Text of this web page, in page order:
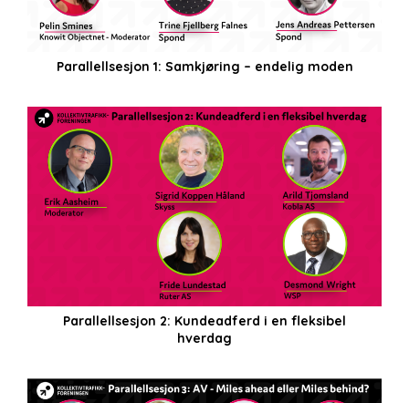
Parallellsesjon 1: Samkjøring – endelig moden
Parallellsesjon 2: Kundeadferd i en fleksibel
hverdag